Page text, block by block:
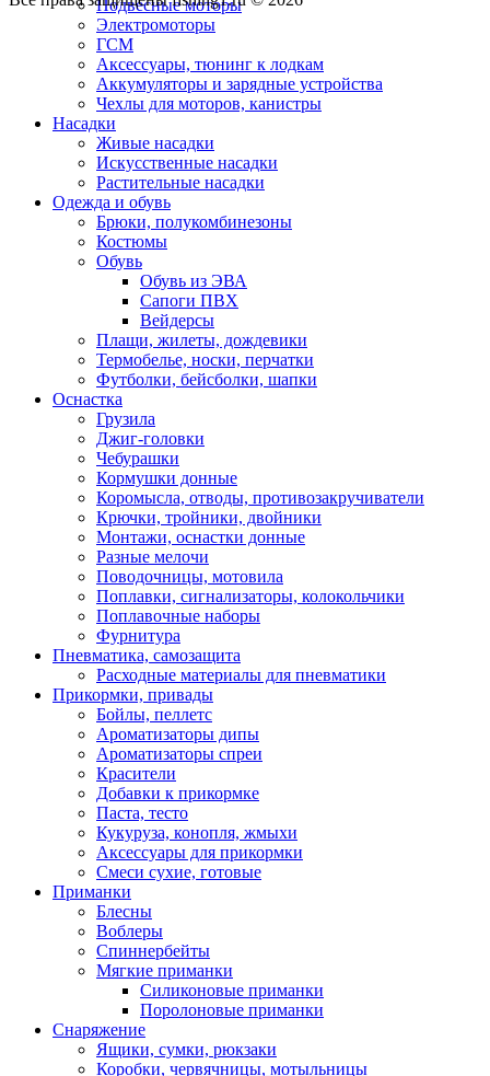
Подвесные моторы
Электромоторы
ГСМ
Аксессуары, тюнинг к лодкам
Аккумуляторы и зарядные устройства
Чехлы для моторов, канистры
Насадки
Живые насадки
Искусственные насадки
Растительные насадки
Одежда и обувь
Брюки, полукомбинезоны
Костюмы
Обувь
Обувь из ЭВА
Сапоги ПВХ
Вейдерсы
Плащи, жилеты, дождевики
Термобелье, носки, перчатки
Футболки, бейсболки, шапки
Оснастка
Грузила
Джиг-головки
Чебурашки
Кормушки донные
Коромысла, отводы, противозакручиватели
Крючки, тройники, двойники
Монтажи, оснастки донные
Разные мелочи
Поводочницы, мотовила
Поплавки, сигнализаторы, колокольчики
Поплавочные наборы
Фурнитура
Пневматика, самозащита
Расходные материалы для пневматики
Прикормки, привады
Бойлы, пеллетс
Ароматизаторы дипы
Ароматизаторы спреи
Красители
Добавки к прикормке
Паста, тесто
Кукуруза, конопля, жмыхи
Аксессуары для прикормки
Смеси сухие, готовые
Приманки
Блесны
Воблеры
Спиннербейты
Мягкие приманки
Силиконовые приманки
Поролоновые приманки
Снаряжение
Ящики, сумки, рюкзаки
Коробки, червячницы, мотыльницы